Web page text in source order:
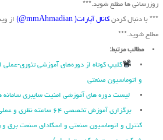
روزرسانی ها مطلع شوید.***
*** با دنبال کردن کانال آپارات( mmAhmadian@)
از
مطلع شوید.***
مطالب مرتبط:
کلیپ کوتاه از دوره‌های آموزشی تئوری-
و اتوماسیون صنعتی
لیست دوره های آموزشی امنیت سایبری سامانه
برگزاری آموزش تخصصی ۶۴
کنترل و اتوماسیون صنعتی و اسکادای صنعت برق و